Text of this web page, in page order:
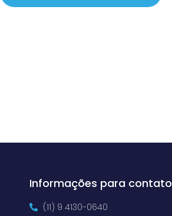
Informações para contato
(11) 9 4130-0640